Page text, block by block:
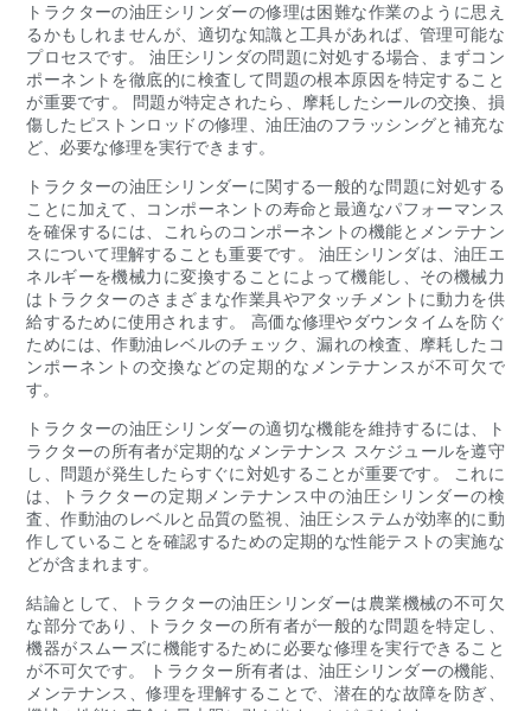
トラクターの油圧シリンダーの修理は困難な作業のように思え
るかもしれませんが、適切な知識と工具があれば、管理可能な
プロセスです。 油圧シリンダの問題に対処する場合、まずコン
ポーネントを徹底的に検査して問題の根本原因を特定すること
が重要です。 問題が特定されたら、摩耗したシールの交換、損
傷したピストンロッドの修理、油圧油のフラッシングと補充な
ど、必要な修理を実行できます。
トラクターの油圧シリンダーに関する一般的な問題に対処する
ことに加えて、コンポーネントの寿命と最適なパフォーマンス
を確保するには、これらのコンポーネントの機能とメンテナン
スについて理解することも重要です。 油圧シリンダは、油圧エ
ネルギーを機械力に変換することによって機能し、その機械力
はトラクターのさまざまな作業具やアタッチメントに動力を供
給するために使用されます。 高価な修理やダウンタイムを防ぐ
ためには、作動油レベルのチェック、漏れの検査、摩耗したコ
ンポーネントの交換などの定期的なメンテナンスが不可欠で
す。
トラクターの油圧シリンダーの適切な機能を維持するには、ト
ラクターの所有者が定期的なメンテナンス スケジュールを遵守
し、問題が発生したらすぐに対処することが重要です。 これに
は、トラクターの定期メンテナンス中の油圧シリンダーの検
査、作動油のレベルと品質の監視、油圧システムが効率的に動
作していることを確認するための定期的な性能テストの実施な
どが含まれます。
結論として、トラクターの油圧シリンダーは農業機械の不可欠
な部分であり、トラクターの所有者が一般的な問題を特定し、
機器がスムーズに機能するために必要な修理を実行できること
が不可欠です。 トラクター所有者は、油圧シリンダーの機能、
メンテナンス、修理を理解することで、潜在的な故障を防ぎ、